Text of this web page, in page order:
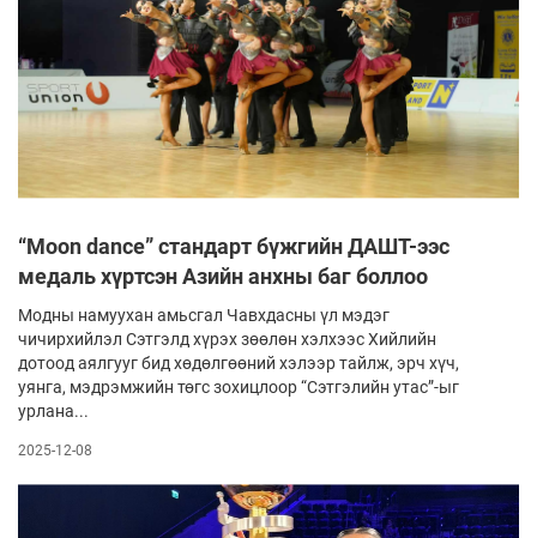
“Moon dance” стандарт бүжгийн ДАШТ-ээс
медаль хүртсэн Азийн анхны баг боллоо
Модны намуухан амьсгал Чавхдасны үл мэдэг
чичирхийлэл Сэтгэлд хүрэх зөөлөн хэлхээс Хийлийн
дотоод аялгууг бид хөдөлгөөний хэлээр тайлж, эрч хүч,
уянга, мэдрэмжийн төгс зохицлоор “Сэтгэлийн утас”-ыг
урлана...
2025-12-08